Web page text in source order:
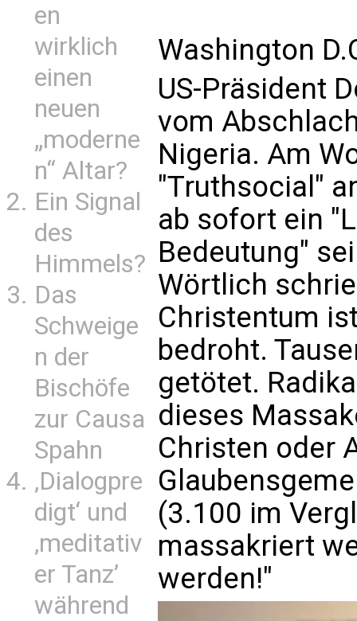
en
wirklich
einen
neuen
„moderne
n“ Altar?
Ein Signal
des
Himmels?
Das
Schweige
n der
Bischöfe
zur Causa
Spahn
‚Dialogpre
digt‘ und
‚meditativ
er Tanz’
während
Washington
US-Präsident
vom
Nigeria. Am
"Truthsocial"
ab sofort ein
Bedeutung"
Wörtlich
Christentum
bedroht.
getötet.
dieses
Christen oder
(3.100 im
massakriert
werden!"